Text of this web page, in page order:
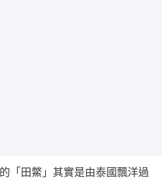
「田鱉」其實是由泰國飄洋過